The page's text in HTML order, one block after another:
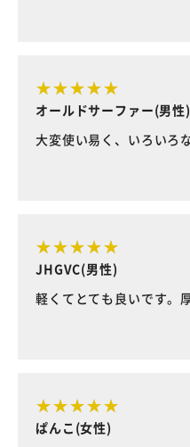
オールドサーファー(男性)
大変使い易く、いろい
JHGVC(男性)
軽くてとても良いです。
ぱんこ(女性)